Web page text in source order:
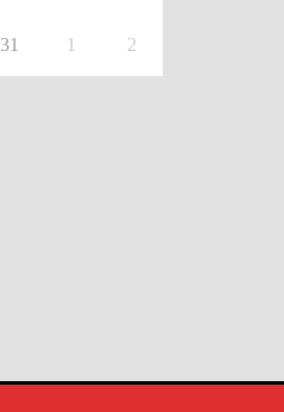
31 1 2